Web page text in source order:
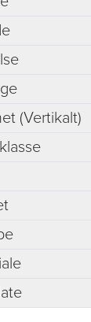
(Vertikalt)